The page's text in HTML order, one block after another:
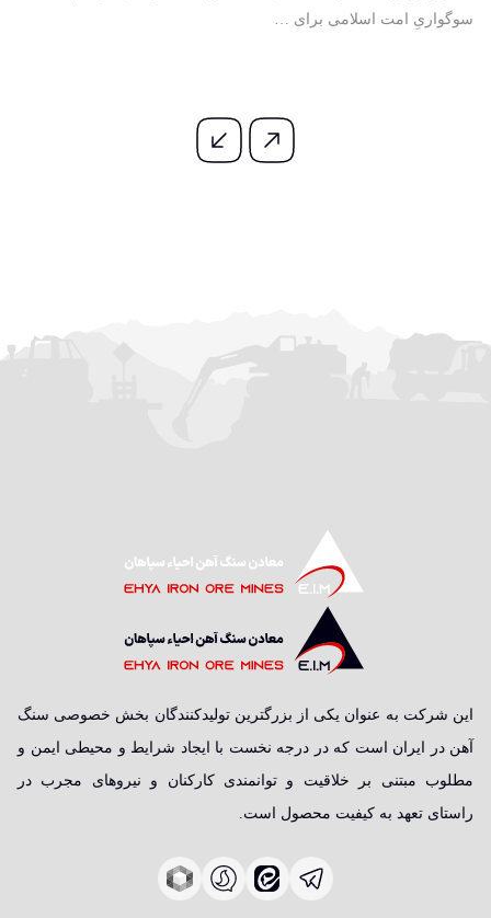
سوگواریِ امت اسلامی برای …
این شرکت به عنوان یکی از بزرگترین تولیدکنندگان بخش خصوصی سنگ
آهن در ایران است که در درجه نخست با ایجاد شرایط و محیطی ایمن و
مطلوب مبتنی بر خلاقیت و توانمندی کارکنان و نیروهای مجرب در
راستای تعهد به کیفیت محصول است.